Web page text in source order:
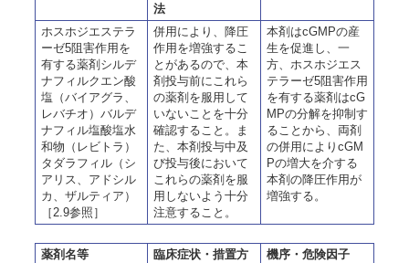
法
ホスホジエステラ
ーゼ5阻害作用を
有する薬剤シルデ
ナフィルクエン酸
塩（バイアグラ、
レバチオ）バルデ
ナフィル塩酸塩水
和物（レビトラ）
タダラフィル（シ
アリス、アドシル
カ、ザルティア）
［2.9参照］
併用により、降圧
作用を増強するこ
とがあるので、本
剤投与前にこれら
の薬剤を服用して
いないことを十分
確認すること。ま
た、本剤投与中及
び投与後において
これらの薬剤を服
用しないよう十分
注意すること。
本剤はcGMPの産
生を促進し、一
方、ホスホジエス
テラーゼ5阻害作用
を有する薬剤はcG
MPの分解を抑制す
ることから、両剤
の併用によりcGM
Pの増大を介する
本剤の降圧作用が
増強する。
薬剤名等
臨床症状・措置方
機序・危険因子